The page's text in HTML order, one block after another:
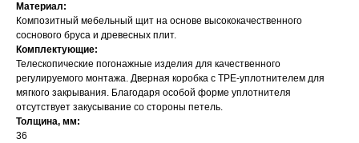
Материал:
Композитный мебельный щит на основе высококачественного
соснового бруса и древесных плит.
Комплектующие:
Телескопические погонажные изделия для качественного
регулируемого монтажа. Дверная коробка с TPE-уплотнителем для
мягкого закрывания. Благодаря особой форме уплотнителя
отсутствует закусывание со стороны петель.
Толщина, мм:
36